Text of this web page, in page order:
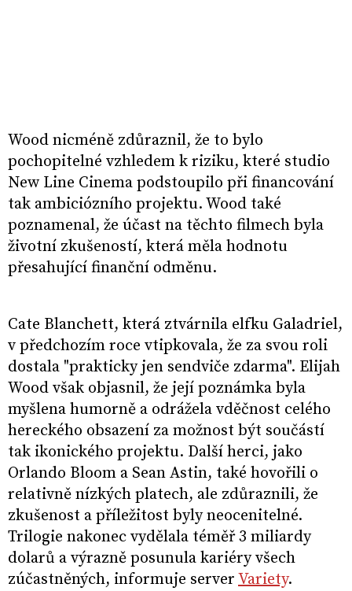
Wood nicméně zdůraznil, že to bylo
pochopitelné vzhledem k riziku, které studio
New Line Cinema podstoupilo při financování
tak ambiciózního projektu. Wood také
poznamenal, že účast na těchto filmech byla
životní zkušeností, která měla hodnotu
přesahující finanční odměnu. ​
Cate Blanchett, která ztvárnila elfku Galadriel,
v předchozím roce vtipkovala, že za svou roli
dostala "prakticky jen sendviče zdarma". Elijah
Wood však objasnil, že její poznámka byla
myšlena humorně a odrážela vděčnost celého
hereckého obsazení za možnost být součástí
tak ikonického projektu. Další herci, jako
Orlando Bloom a Sean Astin, také hovořili o
relativně nízkých platech, ale zdůraznili, že
zkušenost a příležitost byly neocenitelné.
Trilogie nakonec vydělala téměř 3 miliardy
dolarů a výrazně posunula kariéry všech
zúčastněných, informuje server Variety.